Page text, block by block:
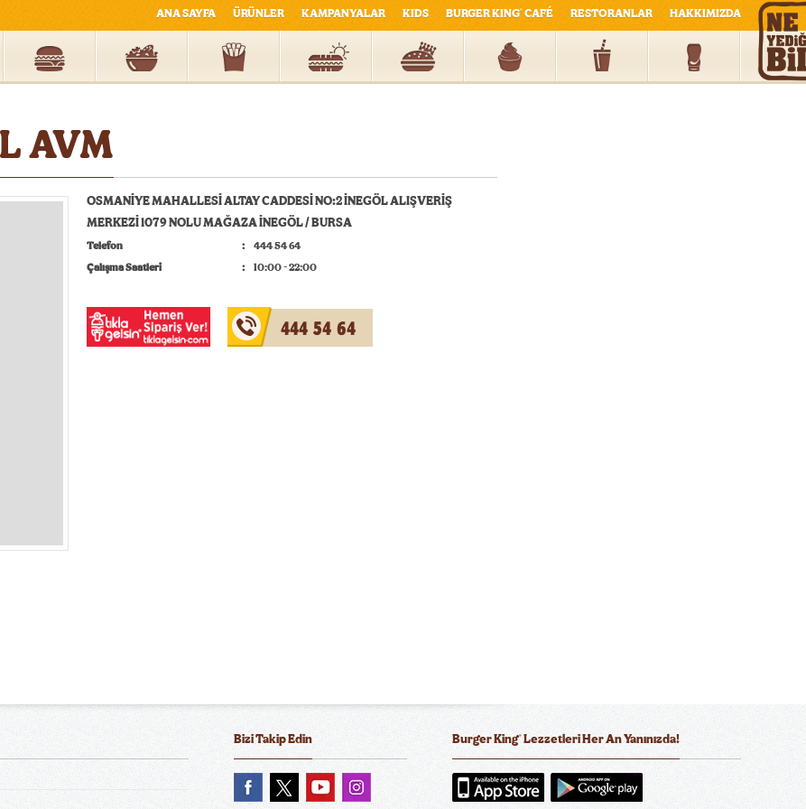
ANA SAYFA ÜRÜNLER KAMPANYALAR KIDS BURGER KING® CAFÉ RESTORANLAR HAKKIMIZDA
AVM
OSMANİYE MAHALLESİ ALTAY CADDESİ NO:2 İNEGÖL ALIŞVERİŞ
MERKEZİ 1079 NOLU MAĞAZA İNEGÖL / BURSA
Telefon
444 54 64
Çalışma Saatleri
10:00 - 22:00
444 54 64
Burger King® Lezzetleri Her An Yanınızda!
Bizi Takip Edin